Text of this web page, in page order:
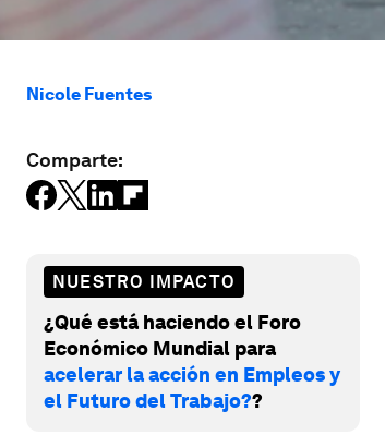
Nicole Fuentes
Comparte:
NUESTRO IMPACTO
¿Qué está haciendo el Foro
Económico Mundial para
acelerar la acción en Empleos y
el Futuro del Trabajo??